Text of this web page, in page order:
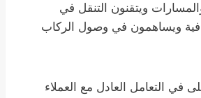
ويتقنون التنقل في
ويساهمون في وصول الركاب
في التعامل العادل مع العملاء